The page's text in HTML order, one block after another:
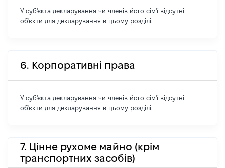
У суб'єкта декларування чи членів його сім'ї відсутні
об'єкти для декларування в цьому розділі.
6. Корпоративні права
У суб'єкта декларування чи членів його сім'ї відсутні
об'єкти для декларування в цьому розділі.
7. Цінне рухоме майно (крім
транспортних засобів)